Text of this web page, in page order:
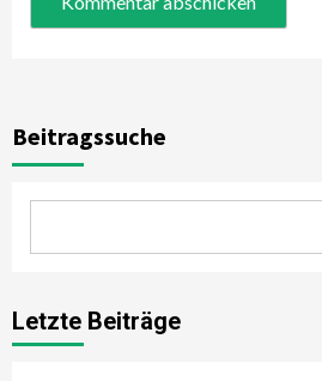
Beitragssuche
Letzte Beiträge